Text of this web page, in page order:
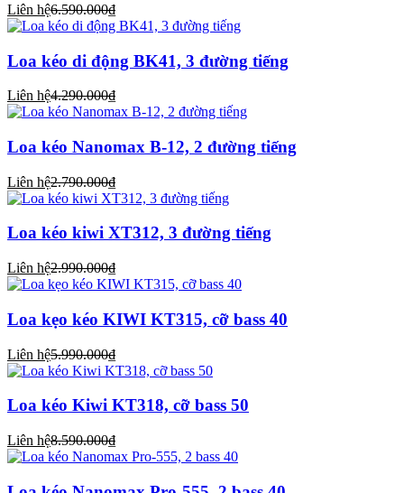
Liên hệ6.590.000₫
Loa kéo di động BK41, 3 đường tiếng
Liên hệ4.290.000₫
Loa kéo Nanomax B-12, 2 đường tiếng
Liên hệ2.790.000₫
Loa kéo kiwi XT312, 3 đường tiếng
Liên hệ2.990.000₫
Loa kẹo kéo KIWI KT315, cỡ bass 40
Liên hệ5.990.000₫
Loa kéo Kiwi KT318, cỡ bass 50
Liên hệ8.590.000₫